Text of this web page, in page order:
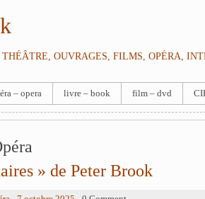
OUVRAGES, FILMS, OPÉRA,
– opera livre – book film – dvd
» de Peter Brook